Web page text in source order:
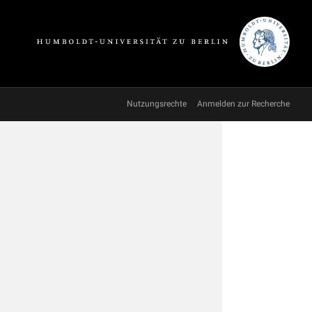
Nutzungsrechte Anmelden zur Recherche